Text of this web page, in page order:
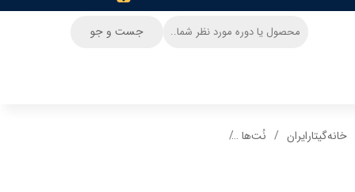
سفارشات
جست و جو
خانه‌گیتار‌ایران نُت‌ها